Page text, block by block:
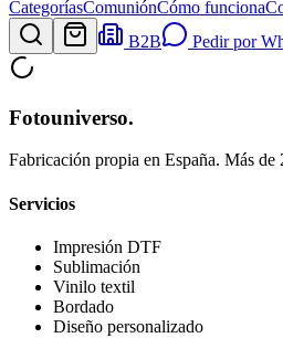
CategoríasComuniónCómo funciona
B2B
Pedir por
Fotouniverso.
Fabricación propia en España. Más
Servicios
Impresión DTF
Sublimación
Vinilo textil
Bordado
Diseño personalizado